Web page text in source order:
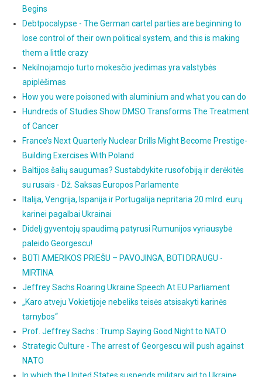
Begins
Debtpocalypse - The German cartel parties are beginning to
lose control of their own political system, and this is making
them a little crazy
Nekilnojamojo turto mokesčio įvedimas yra valstybės
apiplėšimas
How you were poisoned with aluminium and what you can do
Hundreds of Studies Show DMSO Transforms The Treatment
of Cancer
France’s Next Quarterly Nuclear Drills Might Become Prestige-
Building Exercises With Poland
Baltijos šalių saugumas? Sustabdykite rusofobiją ir derėkitės
su rusais - Dž. Saksas Europos Parlamente
Italija, Vengrija, Ispanija ir Portugalija nepritaria 20 mlrd. eurų
karinei pagalbai Ukrainai
Didelį gyventojų spaudimą patyrusi Rumunijos vyriausybė
paleido Georgescu!
BŪTI AMERIKOS PRIEŠU – PAVOJINGA, BŪTI DRAUGU -
MIRTINA
Jeffrey Sachs Roaring Ukraine Speech At EU Parliament
„Karo atveju Vokietijoje nebeliks teisės atsisakyti karinės
tarnybos“
Prof. Jeffrey Sachs : Trump Saying Good Night to NATO
Strategic Culture - The arrest of Georgescu will push against
NATO